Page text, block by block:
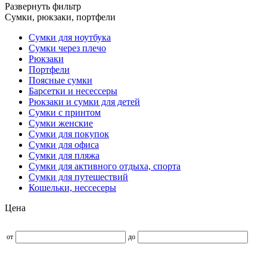
Развернуть фильтр
Сумки, рюкзаки, портфели
Сумки для ноутбука
Сумки через плечо
Рюкзаки
Портфели
Поясные сумки
Барсетки и несессеры
Рюкзаки и сумки для детей
Сумки с принтом
Сумки женские
Сумки для покупок
Сумки для офиса
Сумки для пляжа
Сумки для активного отдыха, спорта
Сумки для путешествий
Кошельки, нессесеры
Цена
от до